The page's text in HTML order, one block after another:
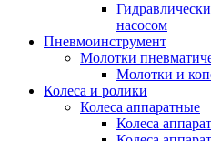
насосом
Пневмоинструмент
Молотки
Молотки и
Колеса и ролики
Колеса аппаратные
Колеса